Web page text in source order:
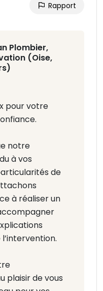
Rapport
Plombier,
(Oise,
pour votre
notre
à vos
de
à réaliser un
plaisir de vous